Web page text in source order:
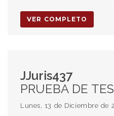
VER COMPLETO
JJuris437
PRUEBA DE TESTIGOS.
Lunes, 13 de Diciembre de